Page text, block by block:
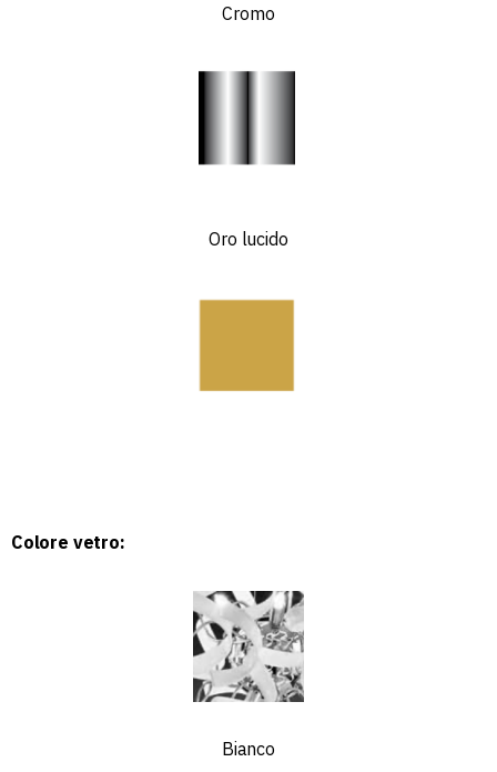
Cromo
Oro lucido
Colore vetro:
Bianco